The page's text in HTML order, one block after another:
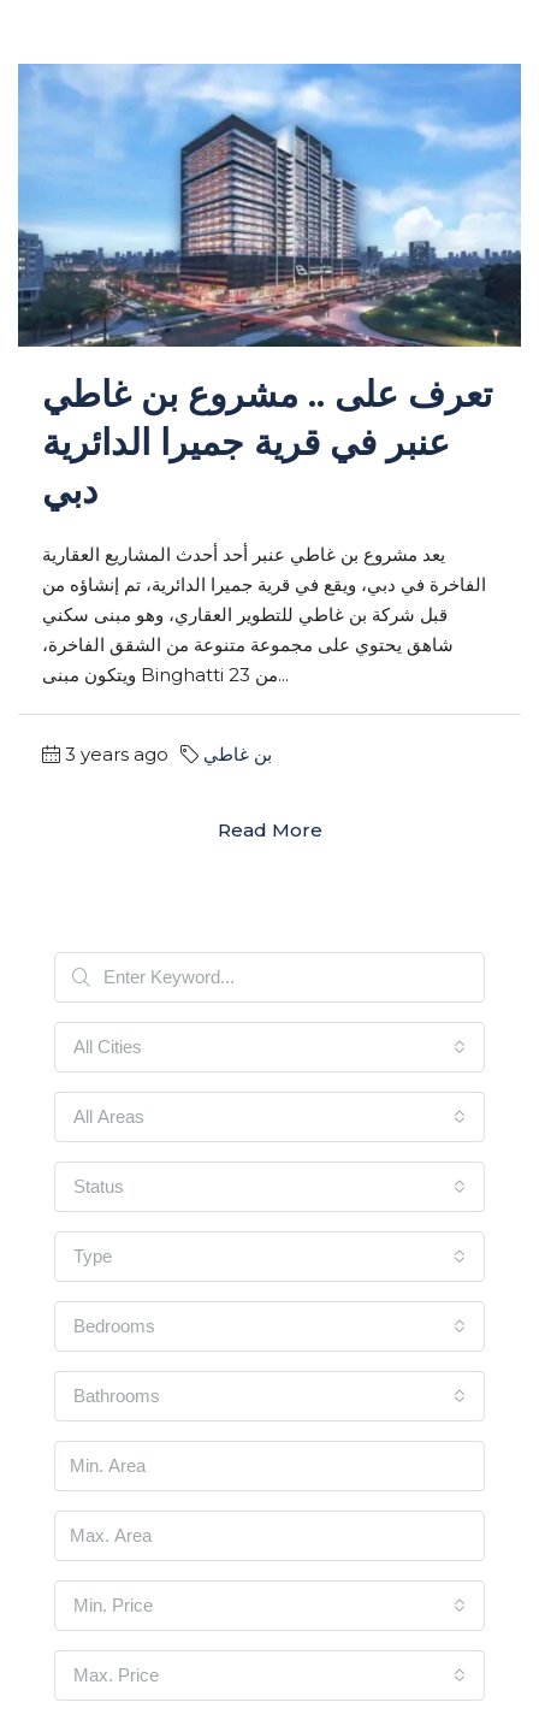
تعرف على .. مشروع بن غاطي
عنبر في قرية جميرا الدائرية
دبي
يعد مشروع بن غاطي عنبر أحد أحدث المشاريع العقارية
الفاخرة في دبي، ويقع في قرية جميرا الدائرية، تم إنشاؤه من
قبل شركة بن غاطي للتطوير العقاري، وهو مبنى سكني
شاهق يحتوي على مجموعة متنوعة من الشقق الفاخرة،
ويتكون مبنى Binghatti من 23...
3 years ago بن غاطي
Read More
All Cities
All Areas
Status
Type
Bedrooms
Bathrooms
Min. Price
Max. Price